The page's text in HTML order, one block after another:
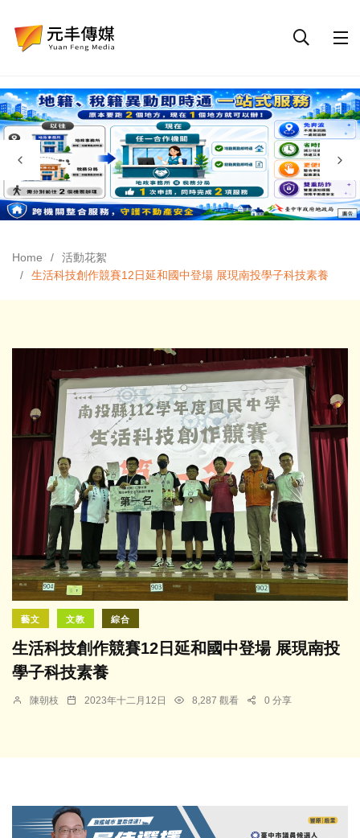
Home
活動花絮
生活科技創作競賽12日延和國中登場 展現南投學子科技素養
藝文 文教 綜合
生活科技創作競賽12日延和國中登場 展現南投
學子科技素養
陳朝枝 2023年十二月12日 8,287 觀看 0 分享